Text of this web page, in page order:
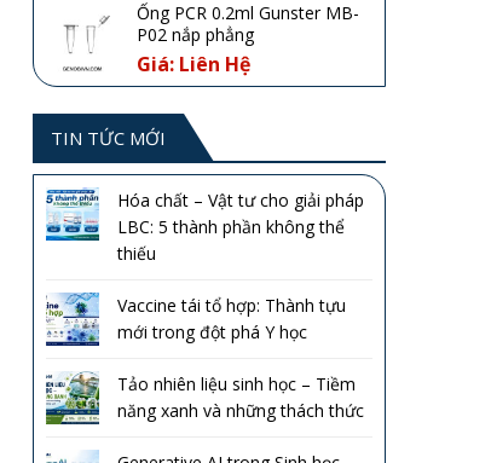
Ống PCR 0.2ml Gunster MB-
P02 nắp phẳng
Giá: Liên Hệ
TIN TỨC MỚI
Hóa chất – Vật tư cho giải pháp
LBC: 5 thành phần không thể
thiếu
Vaccine tái tổ hợp: Thành tựu
mới trong đột phá Y học
Tảo nhiên liệu sinh học – Tiềm
năng xanh và những thách thức